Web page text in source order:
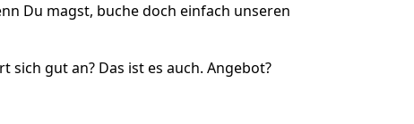
Du magst, buche doch einfach unseren
gut an? Das ist es auch. Angebot?